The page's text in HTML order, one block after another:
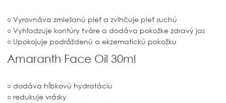
○ Vyrovnáva zmiešanú pleť a zvlhčuje pleť suchú
○ Vyhľadzuje kontúry tváre a dodáva pokožke zdravý jas
○ Upokojuje podráždenú a ekzematickú pokožku
Amaranth Face Oil 30ml
○ dodáva hĺbkovú hydratáciu
○ redukuje vrásky